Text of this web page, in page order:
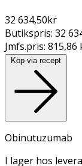
32 634,50kr
Butikspris: 32
Jmfs.pris:
Köp via recept
Obinutuzumab
I lager hos